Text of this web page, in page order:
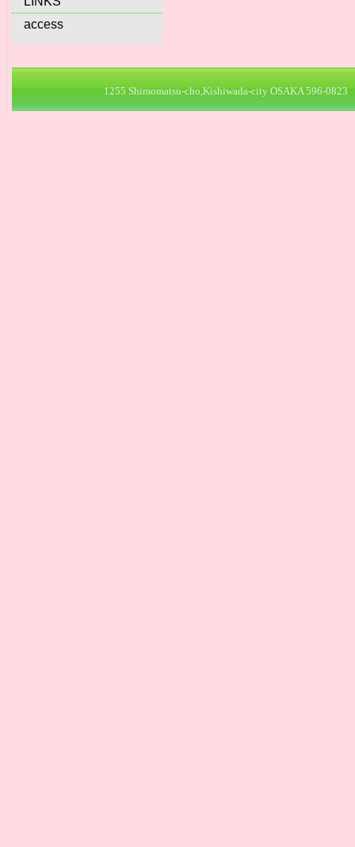
access
1255 Shimomatsu-cho,Kishiwada-city OSAKA 596-